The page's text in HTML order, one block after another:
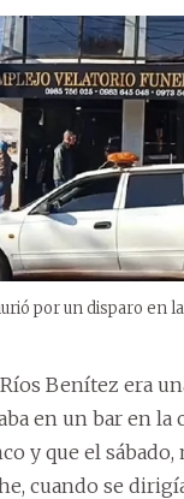
por un disparo en la
Benítez era
en un bar en la
y que el
cuando se